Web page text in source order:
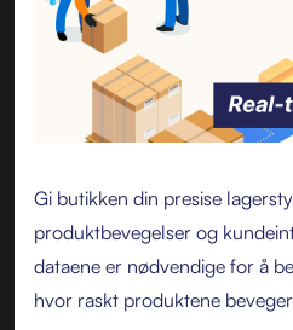
Gi butikken din presise
produktbevegelser og
dataene er nødvendige for å
hvor raskt produktene